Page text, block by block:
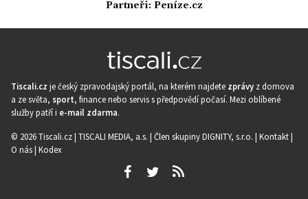
Partneři: Peníze.cz
Tiscali.cz je český zpravodajský portál, na kterém najdete zprávy z domova
a ze světa, sport, finance nebo servis s předpovědí počasí. Mezi oblíbené
služby patří i e-mail zdarma.
© 2026 Tiscali.cz | TISCALI MEDIA, a.s. | Člen skupiny DIGNITY, s.r.o. | Kontakt|
O nás| Kodex